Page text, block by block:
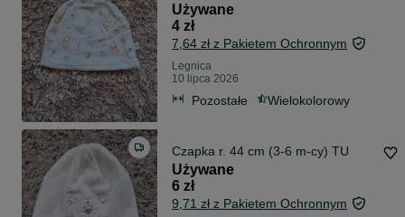
Używane
4 zł
7,64 zł z Pakietem Ochronnym
Legnica
10 lipca 2026
Pozostałe Wielokolorowy
Czapka r. 44 cm (3-6 m-cy) TU
Używane
6 zł
9,71 zł z Pakietem Ochronnym